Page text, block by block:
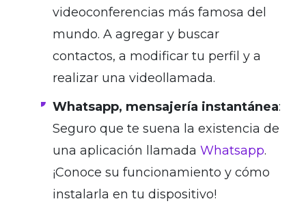
videoconferencias más famosa del
mundo. A agregar y buscar
contactos, a modificar tu perfil y a
realizar una videollamada.
Whatsapp, mensajería instantánea:
Seguro que te suena la existencia de
una aplicación llamada Whatsapp.
¡Conoce su funcionamiento y cómo
instalarla en tu dispositivo!